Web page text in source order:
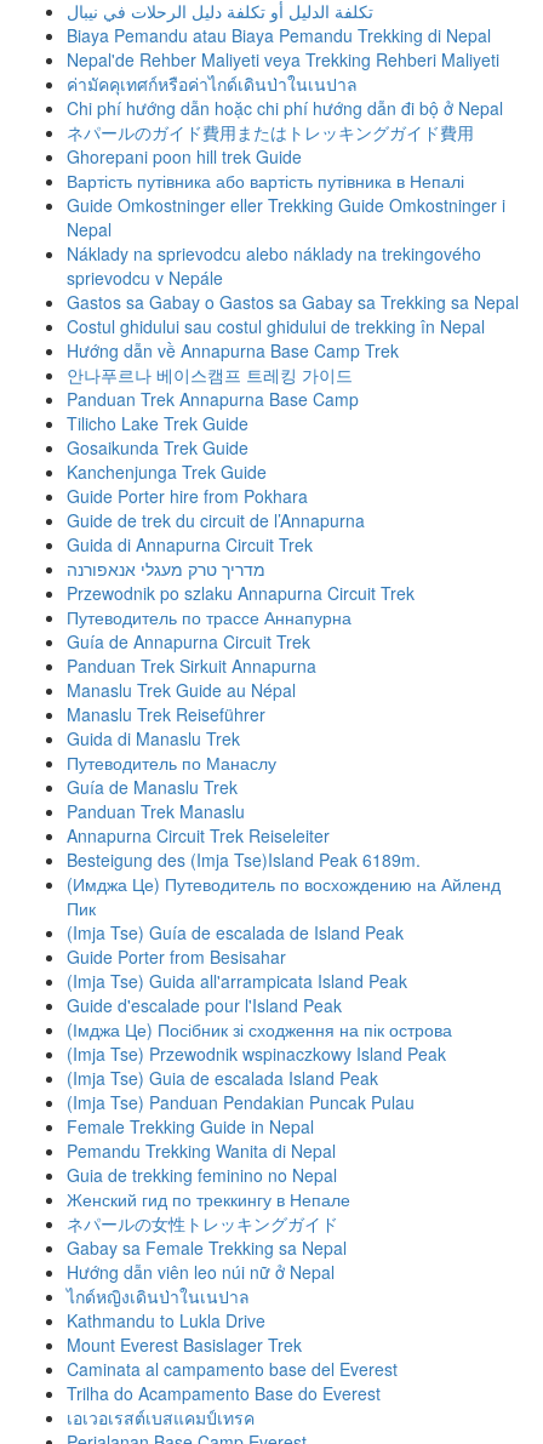
Biaya Pemandu atau Biaya Pemandu Trekking di Nepal
Nepal'de Rehber Maliyeti veya Trekking Rehberi Maliyeti
ค่ามัคคุเทศก์หรือค่าไกด์เดินป่าในเนปาล
Chi phí hướng dẫn hoặc chi phí hướng dẫn đi bộ ở Nepal
ネパールのガイド費用またはトレッキングガイド費用
Ghorepani poon hill trek Guide
Вартість путівника або вартість путівника в Непалі
Guide Omkostninger eller Trekking Guide Omkostninger i
Nepal
Náklady na sprievodcu alebo náklady na trekingového
sprievodcu v Nepále
Gastos sa Gabay o Gastos sa Gabay sa Trekking sa Nepal
Costul ghidului sau costul ghidului de trekking în Nepal
Hướng dẫn về Annapurna Base Camp Trek
안나푸르나 베이스캠프 트레킹 가이드
Panduan Trek Annapurna Base Camp
Tilicho Lake Trek Guide
Gosaikunda Trek Guide
Kanchenjunga Trek Guide
Guide Porter hire from Pokhara
Guide de trek du circuit de l’Annapurna
Guida di Annapurna Circuit Trek
מדריך טרק מעגלי אנאפורנה
Przewodnik po szlaku Annapurna Circuit Trek
Путеводитель по трассе Аннапурна
Guía de Annapurna Circuit Trek
Panduan Trek Sirkuit Annapurna
Manaslu Trek Guide au Népal
Manaslu Trek Reiseführer
Guida di Manaslu Trek
Путеводитель по Манаслу
Guía de Manaslu Trek
Panduan Trek Manaslu
Annapurna Circuit Trek Reiseleiter
Besteigung des (Imja Tse)Island Peak 6189m.
(Имджа Це) Путеводитель по восхождению на Айленд
Пик
(Imja Tse) Guía de escalada de Island Peak
Guide Porter from Besisahar
(Imja Tse) Guida all'arrampicata Island Peak
Guide d'escalade pour l'Island Peak
(Імджа Це) Посібник зі сходження на пік острова
(Imja Tse) Przewodnik wspinaczkowy Island Peak
(Imja Tse) Guia de escalada Island Peak
(Imja Tse) Panduan Pendakian Puncak Pulau
Female Trekking Guide in Nepal
Pemandu Trekking Wanita di Nepal
Guia de trekking feminino no Nepal
Женский гид по треккингу в Непале
ネパールの女性トレッキングガイド
Gabay sa Female Trekking sa Nepal
Hướng dẫn viên leo núi nữ ở Nepal
ไกด์หญิงเดินป่าในเนปาล
Kathmandu to Lukla Drive
Mount Everest Basislager Trek
Caminata al campamento base del Everest
Trilha do Acampamento Base do Everest
เอเวอเรสต์เบสแคมป์เทรค